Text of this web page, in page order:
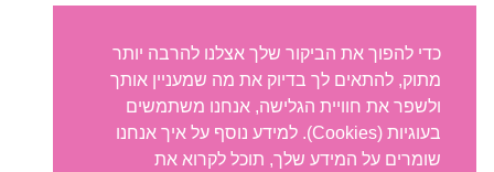
כדי להפוך את הביקור שלך אצלנו להרבה יותר
מתוק, להתאים לך בדיוק את מה שמעניין אותך
ולשפר את חוויית הגלישה, אנחנו משתמשים
בעוגיות (Cookies). למידע נוסף על איך אנחנו
שומרים על המידע שלך, תוכל לקרוא את